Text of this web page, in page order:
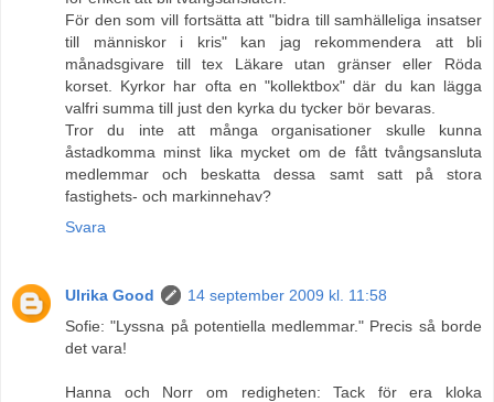
För den som vill fortsätta att "bidra till samhälleliga insatser
till människor i kris" kan jag rekommendera att bli
månadsgivare till tex Läkare utan gränser eller Röda
korset. Kyrkor har ofta en "kollektbox" där du kan lägga
valfri summa till just den kyrka du tycker bör bevaras.
Tror du inte att många organisationer skulle kunna
åstadkomma minst lika mycket om de fått tvångsansluta
medlemmar och beskatta dessa samt satt på stora
fastighets- och markinnehav?
Svara
Ulrika Good
14 september 2009 kl. 11:58
Sofie: "Lyssna på potentiella medlemmar." Precis så borde
det vara!
Hanna och Norr om redigheten: Tack för era kloka